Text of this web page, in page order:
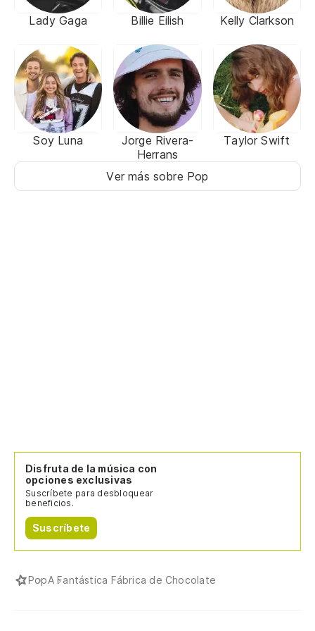
Lady Gaga Billie Eilish Kelly Clarkson
Soy Luna
Jorge Rivera-
Herrans
Taylor Swift
Ver más sobre Pop
Disfruta de la música con
opciones exclusivas
Suscríbete para desbloquear
beneficios.
Suscríbete
PopA Fantástica Fábrica de Chocolate